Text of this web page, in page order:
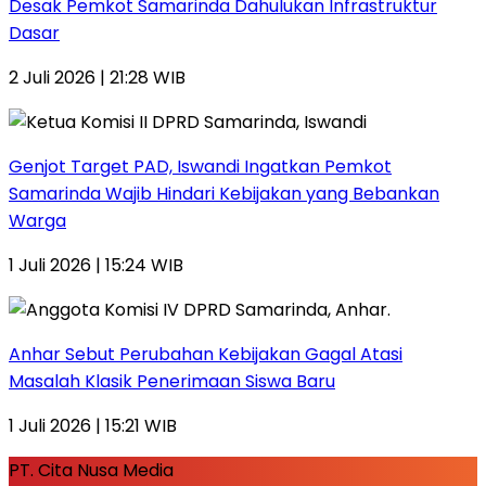
Desak Pemkot Samarinda Dahulukan Infrastruktur
Dasar
2 Juli 2026 | 21:28 WIB
Genjot Target PAD, Iswandi Ingatkan Pemkot
Samarinda Wajib Hindari Kebijakan yang Bebankan
Warga
1 Juli 2026 | 15:24 WIB
Anhar Sebut Perubahan Kebijakan Gagal Atasi
Masalah Klasik Penerimaan Siswa Baru
1 Juli 2026 | 15:21 WIB
PT. Cita Nusa Media